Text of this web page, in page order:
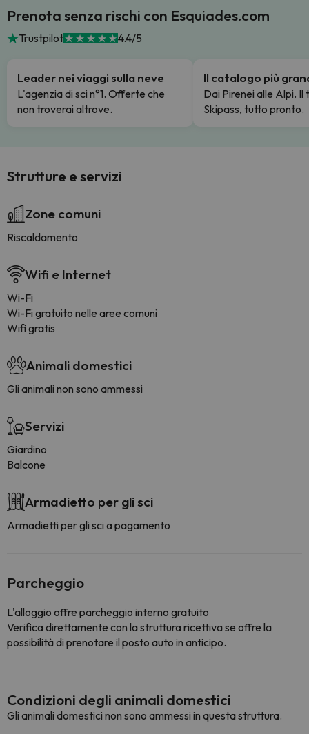
Prenota senza rischi con Esquiades.com
Trustpilot 4.4/5
Leader nei viaggi sulla neve
L'agenzia di sci n°1. Offerte che
non troverai altrove.
Il catalogo più
Dai Pirenei alle Alpi. Il
Skipass, tutto pronto.
Strutture e servizi
Zone comuni
Riscaldamento
Wifi e Internet
Wi-Fi
Wi-Fi gratuito nelle aree comuni
Wifi gratis
Animali domestici
Gli animali non sono ammessi
Servizi
Giardino
Balcone
Armadietto per gli sci
Armadietti per gli sci a pagamento
Parcheggio
L'alloggio offre parcheggio interno gratuito
Verifica direttamente con la struttura ricettiva se offre la
possibilità di prenotare il posto auto in anticipo.
Condizioni degli animali domestici
Gli animali domestici non sono ammessi in questa struttura.